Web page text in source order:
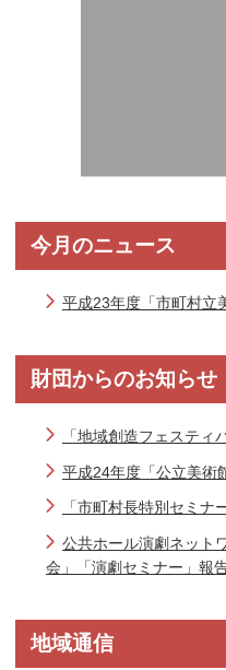
今月のニュース
平成23年度「市町村立
財団からのお知らせ
「地域創造フェステ
平成24年度「公立美術
「市町村長特別セミナ
公共ホール演劇ネット
会」「演劇セミナー」報
地域通信